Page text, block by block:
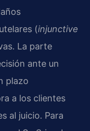
(injunctive
La parte
ante un
plazo
a los clientes
al juicio. Para